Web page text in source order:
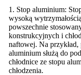
1. Stop aluminium:
wysoką
powszechnie
konstrukcyjnych i
naftowej. Na
aluminium służą do
chłodnice ze stopu
chłodzenia.